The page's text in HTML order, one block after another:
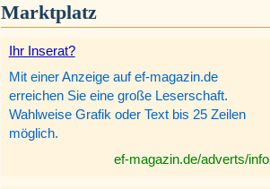
Marktplatz
Ihr Inserat?
Mit einer Anzeige auf ef-magazin.de
erreichen Sie eine große Leserschaft.
Wahlweise Grafik oder Text bis 25 Zeilen
möglich.
ef-magazin.de/adverts/info